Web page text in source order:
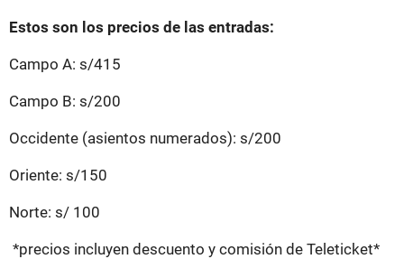
Estos son los precios de las entradas:
Campo A: s/415
Campo B: s/200
Occidente (asientos numerados): s/200
Oriente: s/150
Norte: s/ 100
*precios incluyen descuento y comisión de Teleticket*